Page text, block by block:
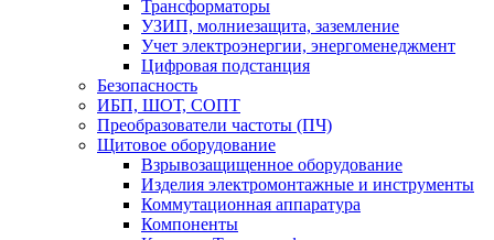
Трансформаторы
УЗИП, молниезащита, заземление
Учет электроэнергии, энергоменеджмент
Цифровая подстанция
Безопасность
ИБП, ШОТ, СОПТ
Преобразователи частоты (ПЧ)
Щитовое оборудование
Взрывозащищенное оборудование
Изделия электромонтажные и инструменты
Коммутационная аппаратура
Компоненты